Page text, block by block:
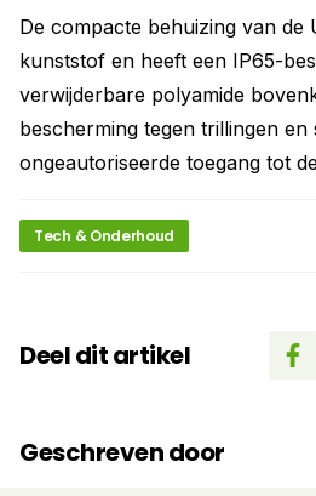
De compacte behuizing van de
kunststof en heeft een IP65-
verwijderbare polyamide
bescherming tegen trillingen
ongeautoriseerde toegang tot
Tech & Onderhoud
Deel dit artikel
Geschreven door